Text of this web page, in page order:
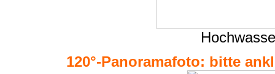
120°-Panoramafoto: bitte